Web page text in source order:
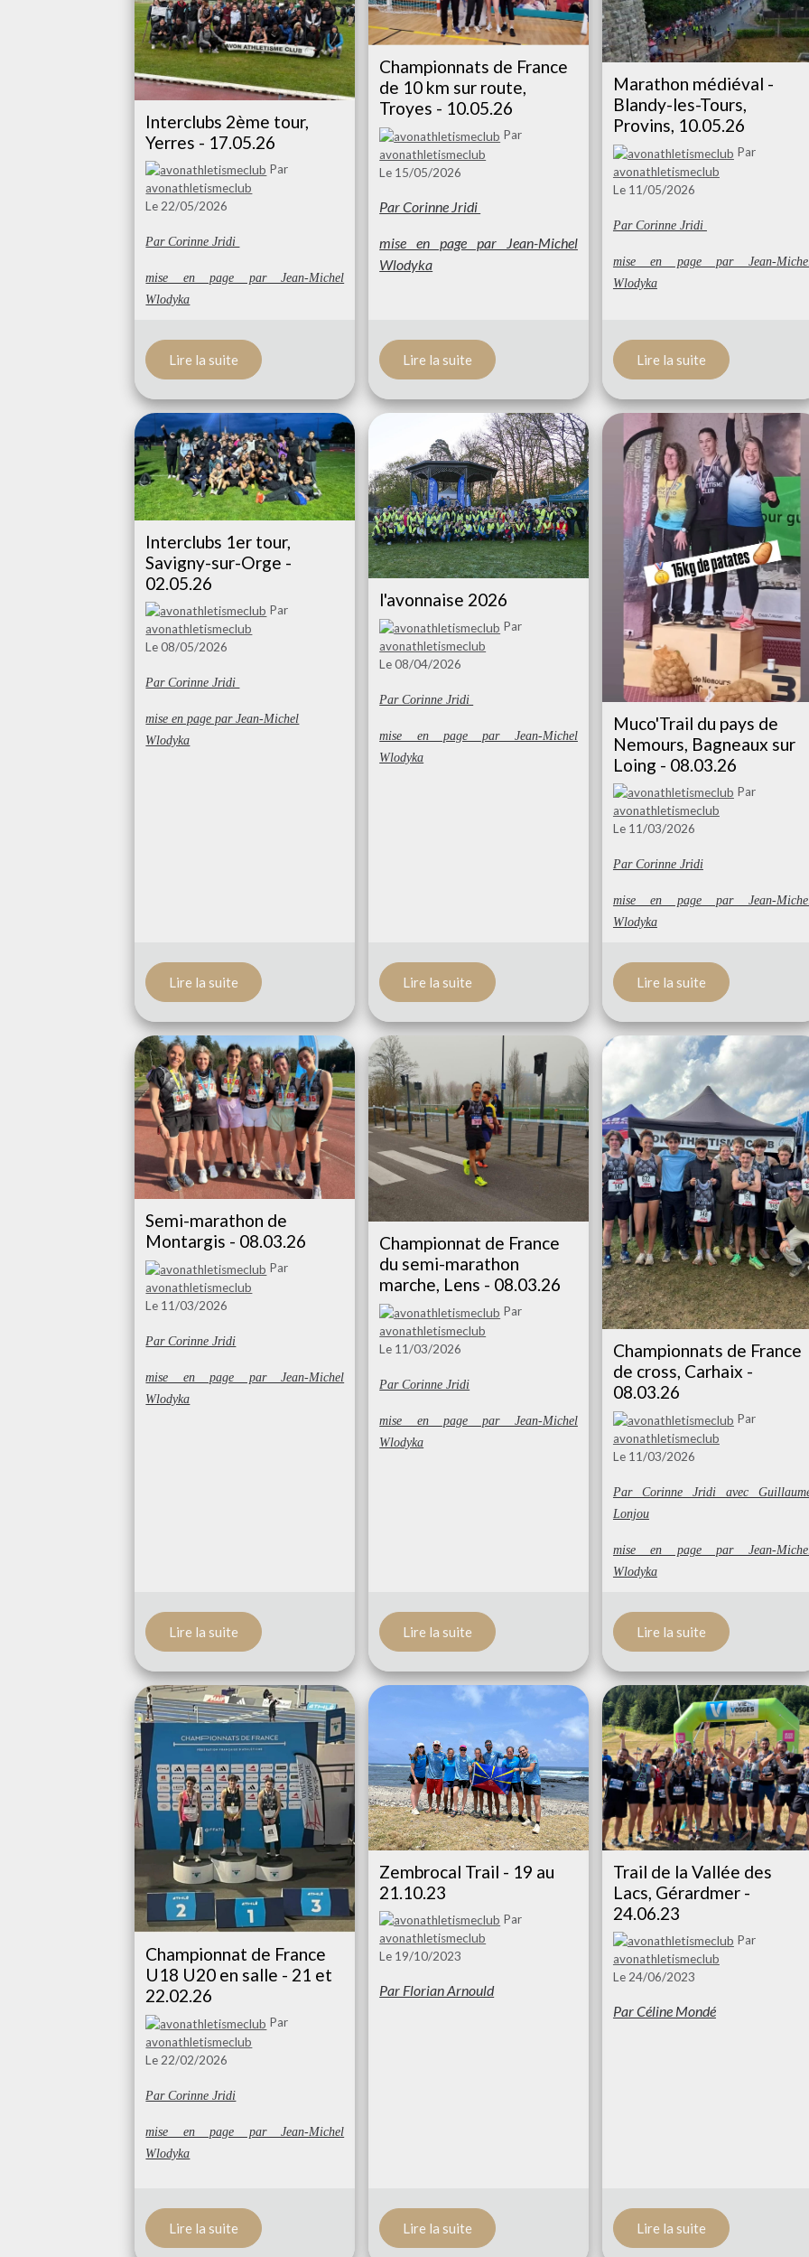
Interclubs 2ème tour,
Yerres - 17.05.26
Par
avonathletismeclub
Le 22/05/2026
Par Corinne Jridi
mise en page par Jean-Michel
Wlodyka
Lire la suite
Championnats de France
de 10 km sur route,
Troyes - 10.05.26
Par
avonathletismeclub
Le 15/05/2026
Par Corinne Jridi
mise en page par Jean-Michel
Wlodyka
Lire la suite
Marathon médiéval -
Blandy-les-Tours,
Provins, 10.05.26
Par
avonathletismeclub
Le 11/05/2026
Par Corinne Jridi
mise en page par Jean-
Wlodyka
Lire la suite
Interclubs 1er tour,
Savigny-sur-Orge -
02.05.26
Par
avonathletismeclub
Le 08/05/2026
Par Corinne Jridi
mise en page par Jean-Michel
Wlodyka
Lire la suite
l'avonnaise 2026
Par
avonathletismeclub
Le 08/04/2026
Par Corinne Jridi
mise en page par Jean-Michel
Wlodyka
Lire la suite
Muco'Trail du pays de
Nemours, Bagneaux sur
Loing - 08.03.26
Par
avonathletismeclub
Le 11/03/2026
Par Corinne Jridi
mise en page par Jean-
Wlodyka
Lire la suite
Semi-marathon de
Montargis - 08.03.26
Par
avonathletismeclub
Le 11/03/2026
Par Corinne Jridi
mise en page par Jean-Michel
Wlodyka
Lire la suite
Championnat de France
du semi-marathon
marche, Lens - 08.03.26
Par
avonathletismeclub
Le 11/03/2026
Par Corinne Jridi
mise en page par Jean-Michel
Wlodyka
Lire la suite
Championnats de France
de cross, Carhaix -
08.03.26
Par
avonathletismeclub
Le 11/03/2026
Par Corinne Jridi avec
Lonjou
mise en page par Jean-
Wlodyka
Lire la suite
Championnat de France
U18 U20 en salle - 21 et
22.02.26
Par
avonathletismeclub
Le 22/02/2026
Par Corinne Jridi
mise en page par Jean-Michel
Wlodyka
Lire la suite
Zembrocal Trail - 19 au
21.10.23
Par
avonathletismeclub
Le 19/10/2023
Par Florian Arnould
Lire la suite
Trail de la Vallée des
Lacs, Gérardmer -
24.06.23
Par
avonathletismeclub
Le 24/06/2023
Par Céline Mondé
Lire la suite